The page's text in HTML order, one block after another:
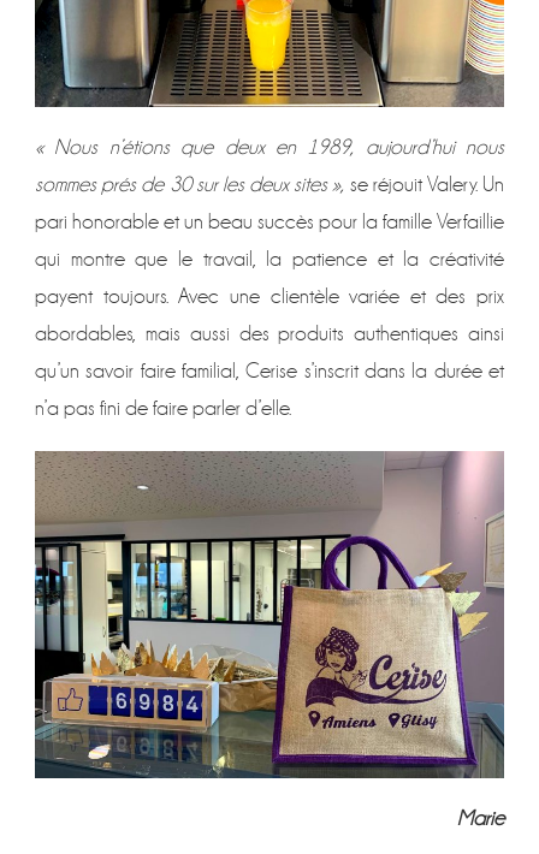
« Nous n’étions que deux en 1989, aujourd’hui nous
sommes prés de 30 sur les deux sites », se réjouit Valery. Un
pari honorable et un beau succès pour la famille Verfaillie
qui montre que le travail, la patience et la créativité
payent toujours. Avec une clientèle variée et des prix
abordables, mais aussi des produits authentiques ainsi
qu’un savoir faire familial, Cerise s’inscrit dans la durée et
n’a pas fini de faire parler d’elle.
Marie